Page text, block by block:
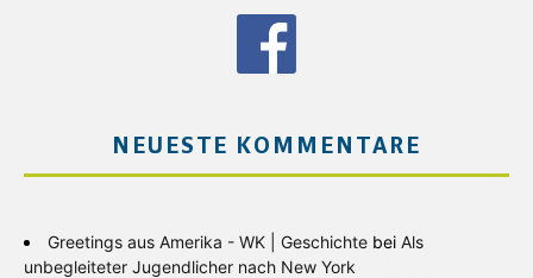
NEUESTE KOMMENTARE
Greetings aus Amerika - WK | Geschichte bei Als
unbegleiteter Jugendlicher nach New York